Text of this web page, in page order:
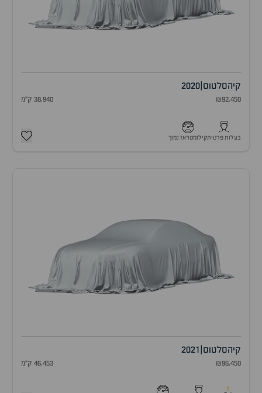
קיהסלטוס 2020
₪92,450 38,940 ק"מ
בעלות פרטיתקילומטראז נמוך
קיהסלטוס 2021
₪96,450 46,453 ק"מ
1